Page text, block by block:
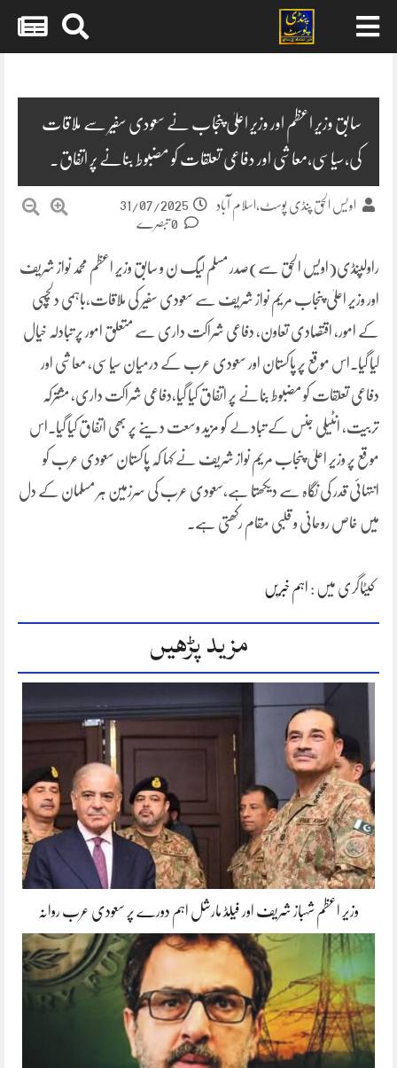
سابق وزیر اعظم اور وزیر اعلیٰ پنجاب نے سعودی سفیر سے ملاقات
کی،سیاسی،معاشی اور دفاعی تعلقات کو مضبوط بنانے پر اتفاق۔
اویس الحق پنڈی پوسٹ،اسلام آباد
31/07/2025
راولپنڈی(اویس الحق سے)صدر مسلم لیگ ن و سابق وزیر اعظم محمد نواز شریف
اور وزیر اعلیٰ پنجاب مریم نواز شریف سے سعودی سفیر کی ملاقات,باہمی دلچسپی
کے امور، اقتصادی تعاون، دفاعی شراکت داری سے متعلق امور پر تبادلہ خیال
کیا گیا۔اس موقع پر پاکستان اور سعودی عرب کے درمیان سیاسی، معاشی اور
دفاعی تعلقات کو مضبوط بنانے پر اتفاق کیا گیا،دفاعی شراکت داری، مشترکہ
تربیت، انٹیلی جنس کے تبادلے کو مزید وسعت دینے پر بھی اتفاق کیا گیا۔اس
موقع پر وزیر اعلیٰ پنجاب مریم نواز شریف نے کہا کہ پاکستان سعودی عرب کو
انتہائی قدر کی نگاہ سے دیکھتا ہے،سعودی عرب کی سرزمین ہر مسلمان کے دل
میں خاص روحانی و قلبی مقام رکھتی ہے۔
کیٹاگری میں : اہم خبریں
مزید پڑھیں
وزیر اعظم شہباز شریف اور فیلڈ مارشل اہم دورے پر سعودی عرب روانہ